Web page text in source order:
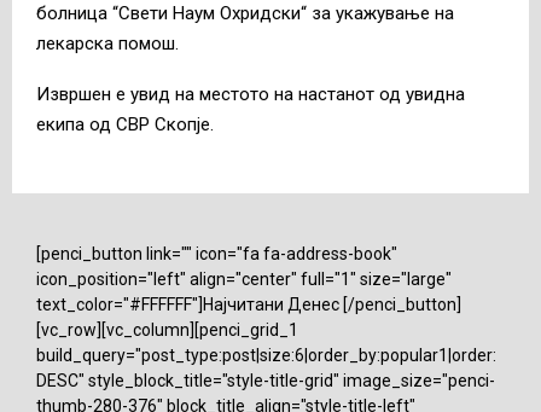
болница “Свети Наум Охридски“ за укажување на
лекарска помош.
Извршен е увид на местото на настанот од увидна
екипа од СВР Скопје.
[penci_button link="" icon="fa fa-address-book"
icon_position="left" align="center" full="1" size="large"
text_color="#FFFFFF"]Најчитани Денес [/penci_button]
[vc_row][vc_column][penci_grid_1
build_query="post_type:post|size:6|order_by:popular1|order:
DESC" style_block_title="style-title-grid" image_size="penci-
thumb-280-376" block_title_align="style-title-left"